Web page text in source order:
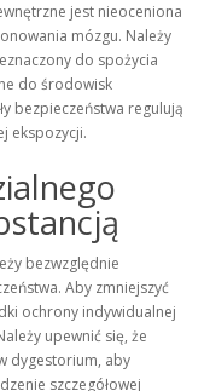
jest nieoceniona
mózgu. Należy
do spożycia
do środowisk
bezpieczeństwa regulują
ekspozycji.
bezwzględnie
Aby zmniejszyć
ochrony indywidualnej
upewnić się, że
dygestorium, aby
szczegółowej